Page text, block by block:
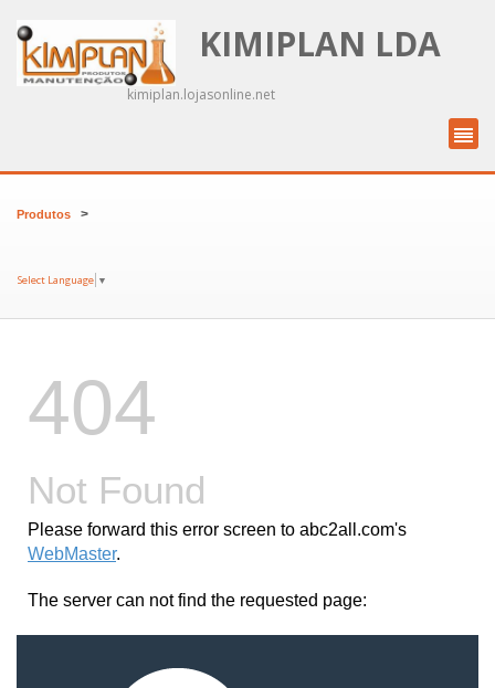
KIMIPLAN LDA
kimiplan.lojasonline.net
Produtos >
Select Language ▼